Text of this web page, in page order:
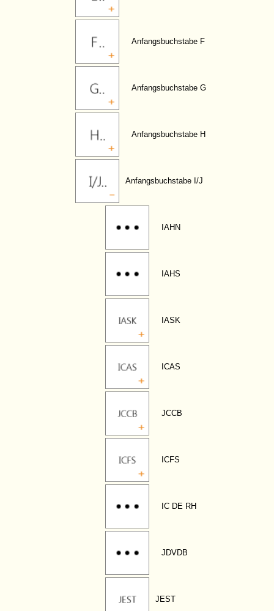
Anfangsbuchstabe F
Anfangsbuchstabe G
Anfangsbuchstabe H
Anfangsbuchstabe I/J
IAHN
IAHS
IASK
ICAS
JCCB
ICFS
IC DE RH
JDVDB
JEST